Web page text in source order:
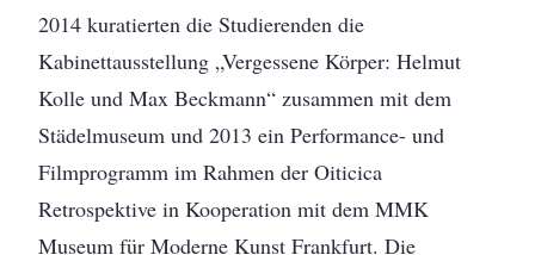
2014 kuratierten die Studierenden die
Kabinettausstellung „Vergessene Körper: Helmut
Kolle und Max Beckmann“ zusammen mit dem
Städelmuseum und 2013 ein Performance- und
Filmprogramm im Rahmen der Oiticica
Retrospektive in Kooperation mit dem MMK
Museum für Moderne Kunst Frankfurt. Die